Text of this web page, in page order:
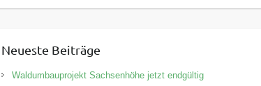
a
g
o
Neueste Beiträge
Waldumbauprojekt Sachsenhöhe jetzt endgültig